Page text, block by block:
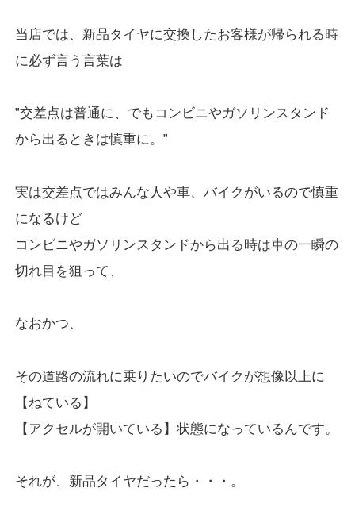
当店では、新品タイヤに交換したお客様が帰られる時
に必ず言う言葉は
”交差点は普通に、でもコンビニやガソリンスタンド
から出るときは慎重に。”
実は交差点ではみんな人や車、バイクがいるので慎重
になるけど
コンビニやガソリンスタンドから出る時は車の一瞬の
切れ目を狙って、
なおかつ、
その道路の流れに乗りたいのでバイクが想像以上に
【ねている】
【アクセルが開いている】状態になっているんです。
それが、新品タイヤだったら・・・。